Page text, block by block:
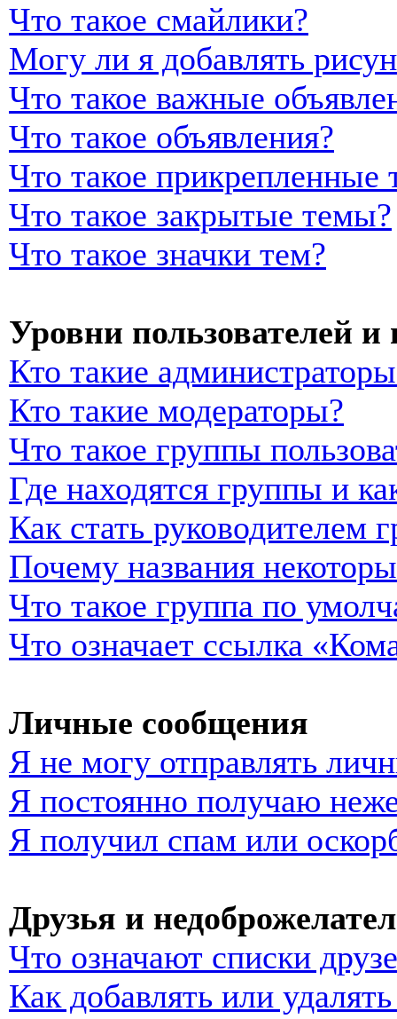
Что такое смайлики?
Могу ли я добавлять
Что такое важные
Что такое объявления?
Что такое прикрепленные
Что такое закрытые темы?
Что такое значки тем?
Уровни пользователей
Кто такие
Кто такие модераторы?
Что такое группы
Где находятся группы и
Как стать руководителем
Почему названия
Что такое группа по
Что означает ссылка
Личные сообщения
Я не могу отправлять
Я постоянно получаю
Я получил спам или
Друзья и
Что означают списки
Как добавлять или